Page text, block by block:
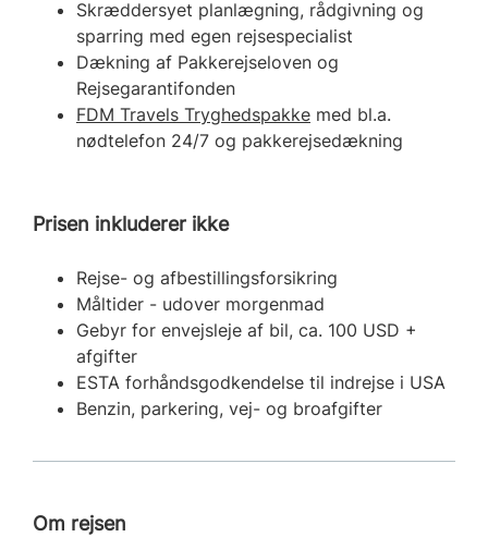
Skræddersyet planlægning, rådgivning og
sparring med egen rejsespecialist
Dækning af Pakkerejseloven og
Rejsegarantifonden
FDM Travels Tryghedspakke med bl.a.
nødtelefon 24/7 og pakkerejsedækning
Prisen inkluderer ikke
Rejse- og afbestillingsforsikring
Måltider - udover morgenmad
Gebyr for envejsleje af bil, ca. 100 USD +
afgifter
ESTA forhåndsgodkendelse til indrejse i USA
Benzin, parkering, vej- og broafgifter
Om rejsen